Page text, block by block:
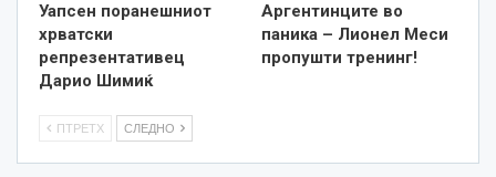
Уапсен поранешниот
хрватски
репрезентативец
Дарио Шимиќ
Аргентинците во
паника – Лионел Меси
пропушти тренинг!
ПТРЕТХ СЛЕДНО